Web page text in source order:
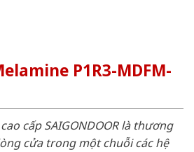
P1R3-MDFM-
cấp SAIGONDOOR là thương
cửa trong một chuỗi các hệ